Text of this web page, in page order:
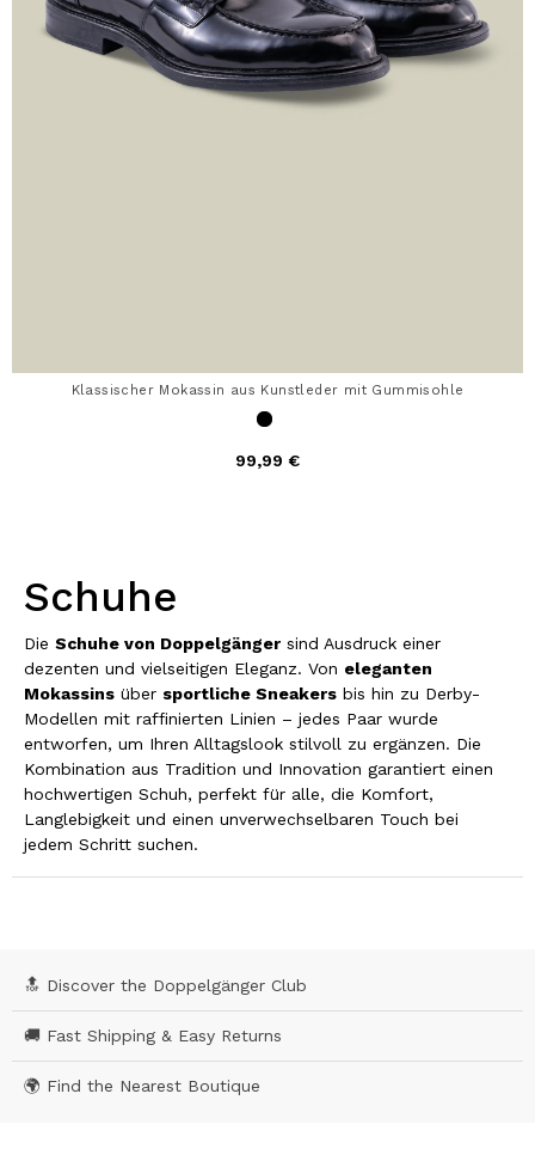
Klassischer Mokassin aus Kunstleder mit Gummisohle
99,99 €
Schuhe
Die Schuhe von Doppelgänger sind Ausdruck einer
dezenten und vielseitigen Eleganz. Von eleganten
Mokassins über sportliche Sneakers bis hin zu Derby-
Modellen mit raffinierten Linien – jedes Paar wurde
entworfen, um Ihren Alltagslook stilvoll zu ergänzen. Die
Kombination aus Tradition und Innovation garantiert einen
hochwertigen Schuh, perfekt für alle, die Komfort,
Langlebigkeit und einen unverwechselbaren Touch bei
jedem Schritt suchen.
🔝 Discover the Doppelgänger Club
🚚 Fast Shipping & Easy Returns
🌍 Find the Nearest Boutique